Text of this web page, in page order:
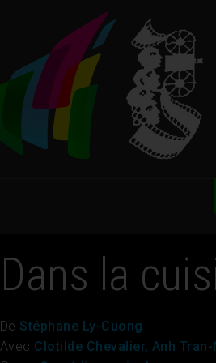
Dans la
De Stéphane Ly-Cuong
Avec Clotilde Chevalier, Anh Tran-